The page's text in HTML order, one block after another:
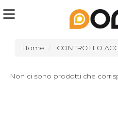
Home CONTROLLO
Non ci sono prodotti che